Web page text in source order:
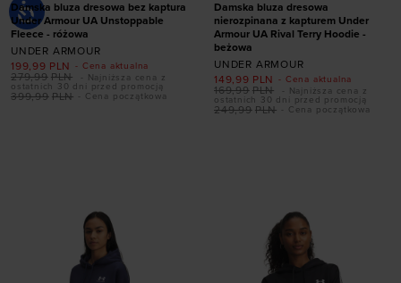
Dodaj produkt w
Damska bluza dresowa bez kaptura
Under Armour UA Unstoppable
Fleece - różowa
UNDER ARMOUR
- Cena aktualna
199,99 PLN
- Cena początkowa
399,99 PLN
279,99 PLN
- Najniższa cena z
ostatnich 30 dni przed promocją
Dodaj produkt w
Damska bluza dresowa
nierozpinana z kapturem Under
Armour UA Rival Terry Hoodie -
beżowa
UNDER ARMOUR
- Cena aktualna
149,99 PLN
- Cena początkowa
249,99 PLN
169,99 PLN
- Najniższa cena z
ostatnich 30 dni przed promocją